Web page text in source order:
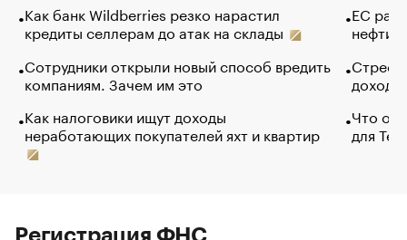
Как банк Wildberries резко нарастил
кредиты селлерам до атак на склады
Сотрудники открыли новый способ вредить
компаниям. Зачем им это
Как налоговики ищут доходы
неработающих покупателей яхт и квартир
ЕС
нефти
Что
для